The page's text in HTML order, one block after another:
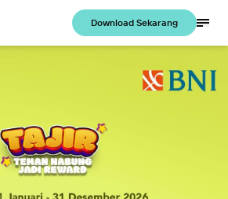
Download Sekarang